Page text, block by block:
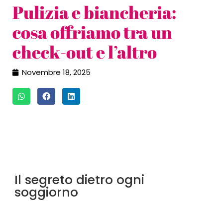
Pulizia e biancheria:
cosa offriamo tra un
check-out e l’altro
Novembre 18, 2025
Il segreto dietro ogni
soggiorno